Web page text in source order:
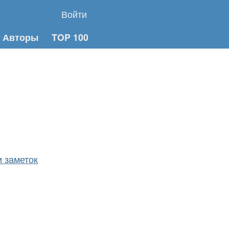
Войти
Авторы TOP 100
заметок